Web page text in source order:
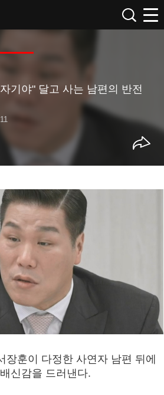
기야" 달고 사는 남편의 반전
장훈이 다정한 사연자 남편 뒤에
신감을 드러낸다.